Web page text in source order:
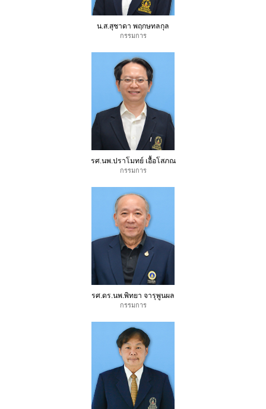
น.ส.สุชาดา พฤกษทลกุล
กรรมการ
รศ.นพ.ปราโมทย์ เอื้อโสภณ
กรรมการ
รศ.ดร.นพ.พิทยา จารุพูนผล
กรรมการ